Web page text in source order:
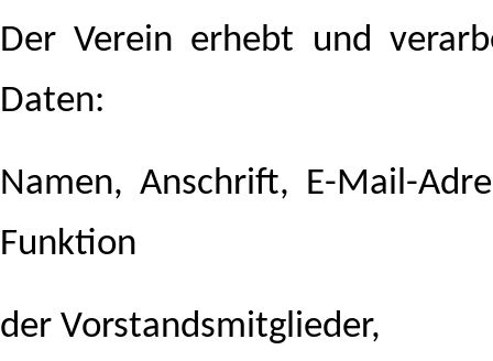
Der Verein erhebt und
Daten:
Namen, Anschrift, E-Mail-
Funktion
der Vorstandsmitglieder,